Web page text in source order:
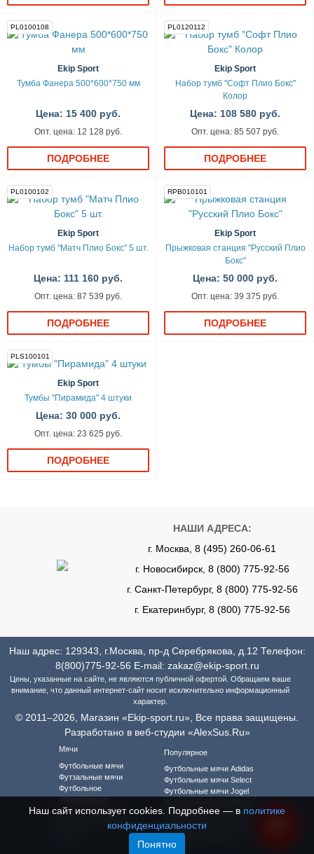
PL0100108
Ekip Sport
Тумба Фанера 500*600*750 мм
Цена: 15 400 руб.
Опт. цена: 12 128 руб.
ПОДРОБНЕЕ
PL0120112
Ekip Sport
Набор тумб "Софт Плио Бокс"
Колор
Цена: 108 580 руб.
Опт. цена: 85 507 руб.
ПОДРОБНЕЕ
PL0100102
Ekip Sport
Набор тумб "Матч Плио Бокс" 5 шт.
Цена: 111 160 руб.
Опт. цена: 87 539 руб.
ПОДРОБНЕЕ
RPB010101
Ekip Sport
Прыжковая станция "Русский Плио
Бокс"
Цена: 50 000 руб.
Опт. цена: 39 375 руб.
ПОДРОБНЕЕ
PLS100101
Ekip Sport
Тумбы "Пирамида" 4 штуки
Цена: 30 000 руб.
Опт. цена: 23 625 руб.
ПОДРОБНЕЕ
НАШИ АДРЕСА:
г. Москва, 8 (495) 260-06-61
г. Новосибирск, 8 (800) 775-92-56
г. Санкт-Петербург, 8 (800) 775-92-56
г. Екатеринбург, 8 (800) 775-92-56
Наш адрес: 129343, г.Москва, пр-д Серебрякова, д.12 Телефон:
8(800)775-92-56 E-mail: zakaz@ekip-sport.ru
Цены, указанные на сайте, не являются публичной офертой. Обращаем ваше
внимание, что данный интернет-сайт носит исключительно информационный
характер.
© 2011–2026, Магазин «Ekip-sport.ru», Все права защищены.
Разработано в веб-студии «AlexSus.Ru»
Мячи
Футбольные мячи
Футзальные мячи
Футбольное
оборудование
Футбольная форма
Футбольная форма для
Популярное
Футбольные мячи Adidas
Футбольные мячи Select
Футбольные мячи Jogel
Футзальные мячи Select
Футзальные мячи Jogel
Футбольная форма
Adidas
Наш сайт использует cookies. Подробнее — в политике
конфиденциальности
Понятно